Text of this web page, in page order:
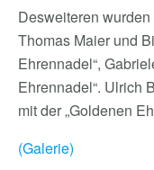
Desweiteren
Thomas Maier und
Ehrennadel“,
Ehrennadel“. Ulrich
mit der „Goldenen
(Galerie)